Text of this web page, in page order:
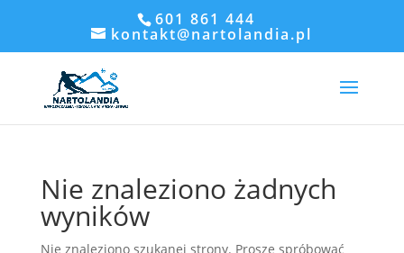
601 861 444
kontakt@nartolandia.pl
Nie znaleziono żadnych
wyników
Nie znaleziono szukanej strony. Proszę spróbować